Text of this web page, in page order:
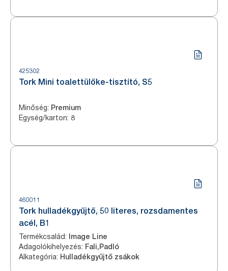
425302
Tork Mini toalettülőke-tisztító, S5
Minőség: Premium
Egység/karton: 8
460011
Tork hulladékgyűjtő, 50 literes, rozsdamentes
acél, B1
Termékcsalád: Image Line
Adagolókihelyezés: Fali,Padló
Alkategória: Hulladékgyűjtő zsákok